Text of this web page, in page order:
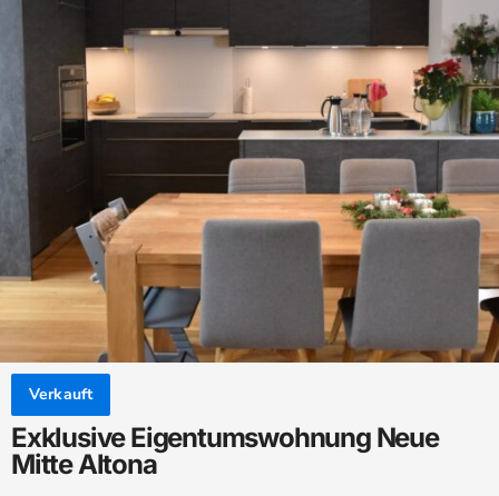
Verkauft
Exklusive Eigentumswohnung Neue
Mitte Altona